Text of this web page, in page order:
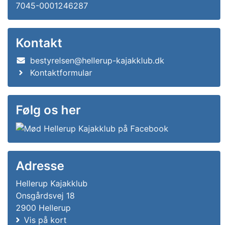
7045-0001246287
Kontakt
bestyrelsen@hellerup-kajakklub.dk
Kontaktformular
Følg os her
Adresse
Hellerup Kajakklub
Onsgårdsvej 18
2900 Hellerup
Vis på kort